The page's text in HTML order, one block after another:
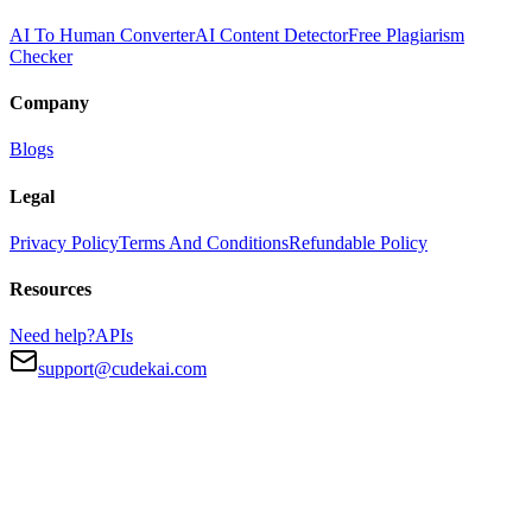
AI To Human ConverterAI Content DetectorFree Plagiarism
Checker
Company
Blogs
Legal
Privacy PolicyTerms And ConditionsRefundable Policy
Resources
Need help?APIs
support@cudekai.com